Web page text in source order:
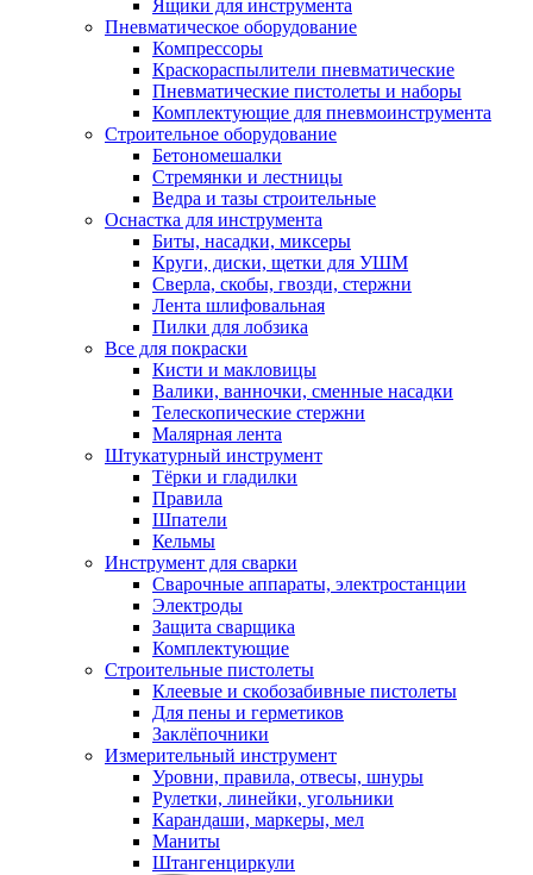
Ящики для инструмента
Пневматическое оборудование
Компрессоры
Краскораспылители пневматические
Пневматические пистолеты и наборы
Комплектующие для пневмоинструмента
Строительное оборудование
Бетономешалки
Стремянки и лестницы
Ведра и тазы строительные
Оснастка для инструмента
Биты, насадки, миксеры
Круги, диски, щетки для УШМ
Сверла, скобы, гвозди, стержни
Лента шлифовальная
Пилки для лобзика
Все для покраски
Кисти и макловицы
Валики, ванночки, сменные насадки
Телескопические стержни
Малярная лента
Штукатурный инструмент
Тёрки и гладилки
Правила
Шпатели
Кельмы
Инструмент для сварки
Сварочные аппараты, электростанции
Электроды
Защита сварщика
Комплектующие
Строительные пистолеты
Клеевые и скобозабивные пистолеты
Для пены и герметиков
Заклёпочники
Измерительный инструмент
Уровни, правила, отвесы, шнуры
Рулетки, линейки, угольники
Карандаши, маркеры, мел
Маниты
Штангенциркули